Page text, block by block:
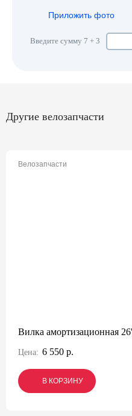
Приложить фото
Введите сумму 7 + 3
Другие велозапчасти
Велозапчасти
Вилка амортизационная
Цена: 6 550 р.
В КОРЗИНУ
В КОРЗИНУ
В КОРЗИНУ